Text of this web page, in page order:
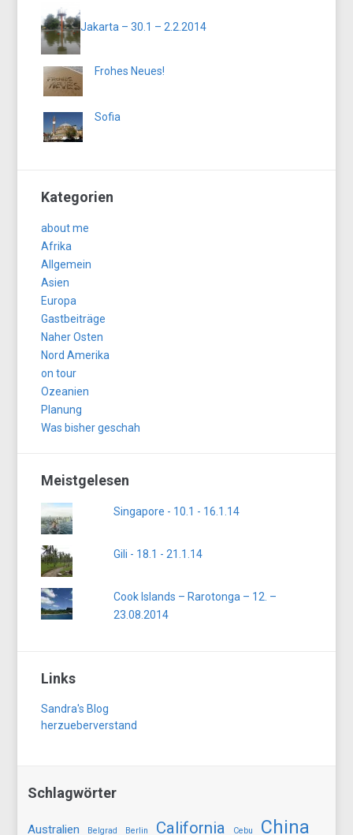
Jakarta – 30.1 – 2.2.2014
Frohes Neues!
Sofia
Kategorien
about me
Afrika
Allgemein
Asien
Europa
Gastbeiträge
Naher Osten
Nord Amerika
on tour
Ozeanien
Planung
Was bisher geschah
Meistgelesen
Singapore - 10.1 - 16.1.14
Gili - 18.1 - 21.1.14
Cook Islands – Rarotonga – 12. –
23.08.2014
Links
Sandra's Blog
herzueberverstand
Schlagwörter
Australien Belgrad Berlin California Cebu China